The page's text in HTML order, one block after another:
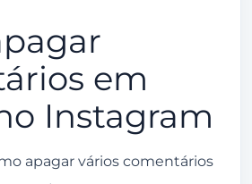
em
Instagram
apagar vários comentários